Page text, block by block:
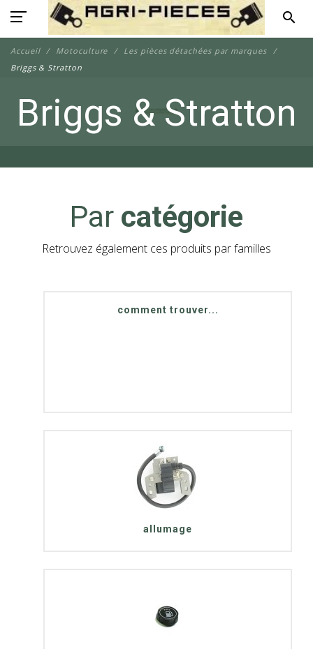
search
Accueil Motoculture
Les pièces détachées par marques
Briggs & Stratton
Briggs & Stratton
Par catégorie
Retrouvez également ces produits par familles
comment trouver...
allumage